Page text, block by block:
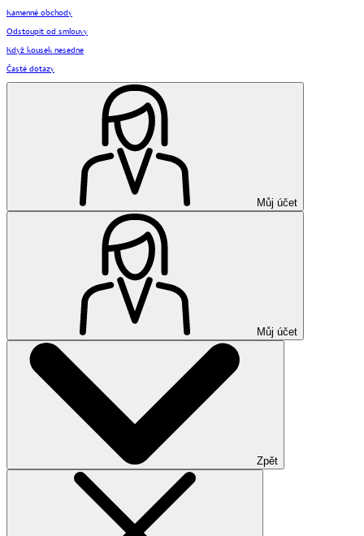
Kamenné obchody
Odstoupit od smlouvy
Když kousek nesedne
Časté dotazy
Můj účet
Můj účet
Zpět